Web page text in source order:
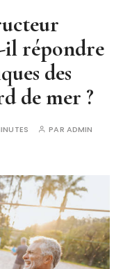
il répondre
des
de mer ?
PAR ADMIN